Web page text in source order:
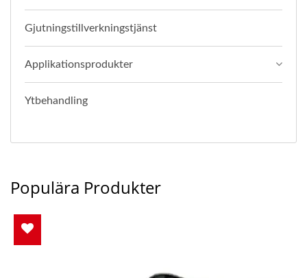
Gjutningstillverkningstjänst
Applikationsprodukter
Ytbehandling
Populära Produkter